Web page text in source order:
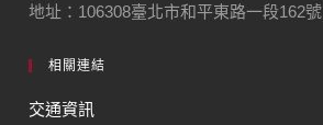
地址：106308臺北市和平東路一段162號
相關連結
交通資訊